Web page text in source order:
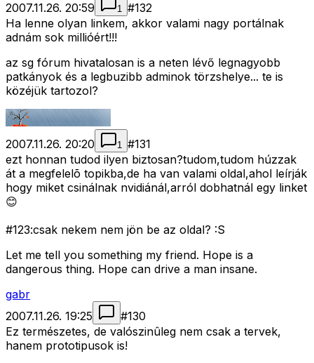
2007.11.26. 20:59
1 #132
Ha lenne olyan linkem, akkor valami nagy portálnak
adnám sok millióért!!!
az sg fórum hivatalosan is a neten lévő legnagyobb
patkányok és a legbuzibb adminok törzshelye... te is
közéjük tartozol?
2007.11.26. 20:20 1 #131
ezt honnan tudod ilyen biztosan?tudom,tudom húzzak
át a megfelelõ topikba,de ha van valami oldal,ahol leírják
hogy miket csinálnak nvidiánál,arról dobhatnál egy linket
😊
#123:csak nekem nem jön be az oldal? :S
Let me tell you something my friend. Hope is a
dangerous thing. Hope can drive a man insane.
gabr
2007.11.26. 19:25
#130
Ez természetes, de valószinûleg nem csak a tervek,
hanem prototipusok is!